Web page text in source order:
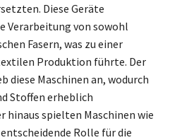
Diese Geräte
Verarbeitung von sowohl
Fasern, was zu einer
Produktion führte. Der
diese Maschinen an, wodurch
Stoffen erheblich
hinaus spielten Maschinen wie
Rolle für die